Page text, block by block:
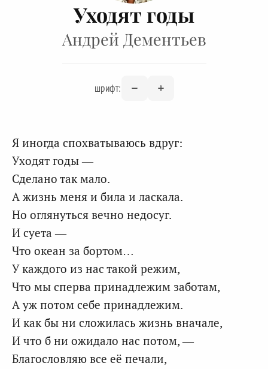
Уходят годы
Андрей Дементьев
шрифт:
Я иногда спохватываюсь вдруг:
Уходят годы —
Сделано так мало.
А жизнь меня и била и ласкала.
Но оглянуться вечно недосуг.
И суета —
Что океан за бортом…
У каждого из нас такой режим,
Что мы сперва принадлежим заботам,
А уж потом себе принадлежим.
И как бы ни сложилась жизнь вначале,
И что б ни ожидало нас потом, —
Благословляю все её печали,